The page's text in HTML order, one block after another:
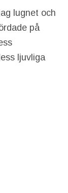
lugnet och
på
ljuvliga